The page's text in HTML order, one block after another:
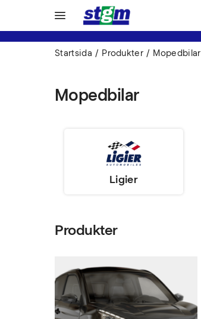
Startsida Produkter Mopedbilar
Mopedbilar
Ligier
Produkter